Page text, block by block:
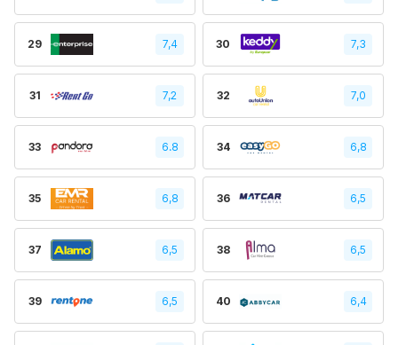
29 7,4 30 7,3
31 7,2 32 7,0
33 6.8 34 6,8
35 6,8 36 6,5
37 6,5 38 6,5
39 6,5 40 6,4